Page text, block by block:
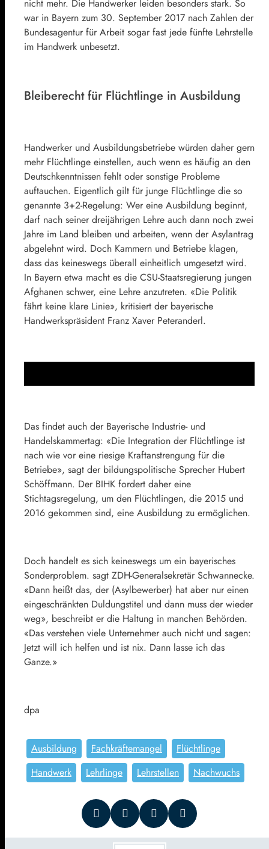
nicht mehr. Die Handwerker leiden besonders stark. So
war in Bayern zum 30. September 2017 nach Zahlen der
Bundesagentur für Arbeit sogar fast jede fünfte Lehrstelle
im Handwerk unbesetzt.
Bleiberecht für Flüchtlinge in Ausbildung
Handwerker und Ausbildungsbetriebe würden daher gern
mehr Flüchtlinge einstellen, auch wenn es häufig an den
Deutschkenntnissen fehlt oder sonstige Probleme
auftauchen. Eigentlich gilt für junge Flüchtlinge die so
genannte 3+2-Regelung: Wer eine Ausbildung beginnt,
darf nach seiner dreijährigen Lehre auch dann noch zwei
Jahre im Land bleiben und arbeiten, wenn der Asylantrag
abgelehnt wird. Doch Kammern und Betriebe klagen,
dass das keineswegs überall einheitlich umgesetzt wird.
In Bayern etwa macht es die CSU-Staatsregierung jungen
Afghanen schwer, eine Lehre anzutreten. «Die Politik
fährt keine klare Linie», kritisiert der bayerische
Handwerkspräsident Franz Xaver Peteranderl.
Das findet auch der Bayerische Industrie- und
Handelskammertag: «Die Integration der Flüchtlinge ist
nach wie vor eine riesige Kraftanstrengung für die
Betriebe», sagt der bildungspolitische Sprecher Hubert
Schöffmann. Der BIHK fordert daher eine
Stichtagsregelung, um den Flüchtlingen, die 2015 und
2016 gekommen sind, eine Ausbildung zu ermöglichen.
Doch handelt es sich keineswegs um ein bayerisches
Sonderproblem. sagt ZDH-Generalsekretär Schwannecke.
«Dann heißt das, der (Asylbewerber) hat aber nur einen
eingeschränkten Duldungstitel und dann muss der wieder
weg», beschreibt er die Haltung in manchen Behörden.
«Das verstehen viele Unternehmer auch nicht und sagen:
Jetzt will ich helfen und ist nix. Dann lasse ich das
Ganze.»
dpa
Ausbildung Fachkräftemangel
Flüchtlinge
Handwerk
Lehrlinge Lehrstellen Nachwuchs